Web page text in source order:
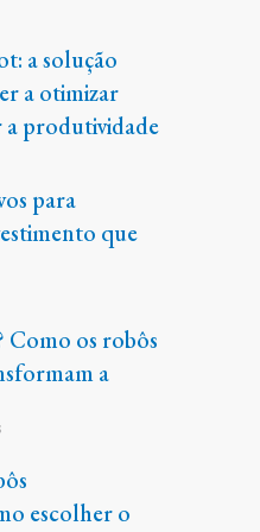
a solução
a otimizar
a produtividade
para
que
Como os robôs
a
escolher o